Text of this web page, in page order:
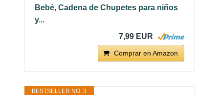
Bebé, Cadena de Chupetes para niños
y...
7,99 EUR
Comprar en Amazon
BESTSELLER NO. 3